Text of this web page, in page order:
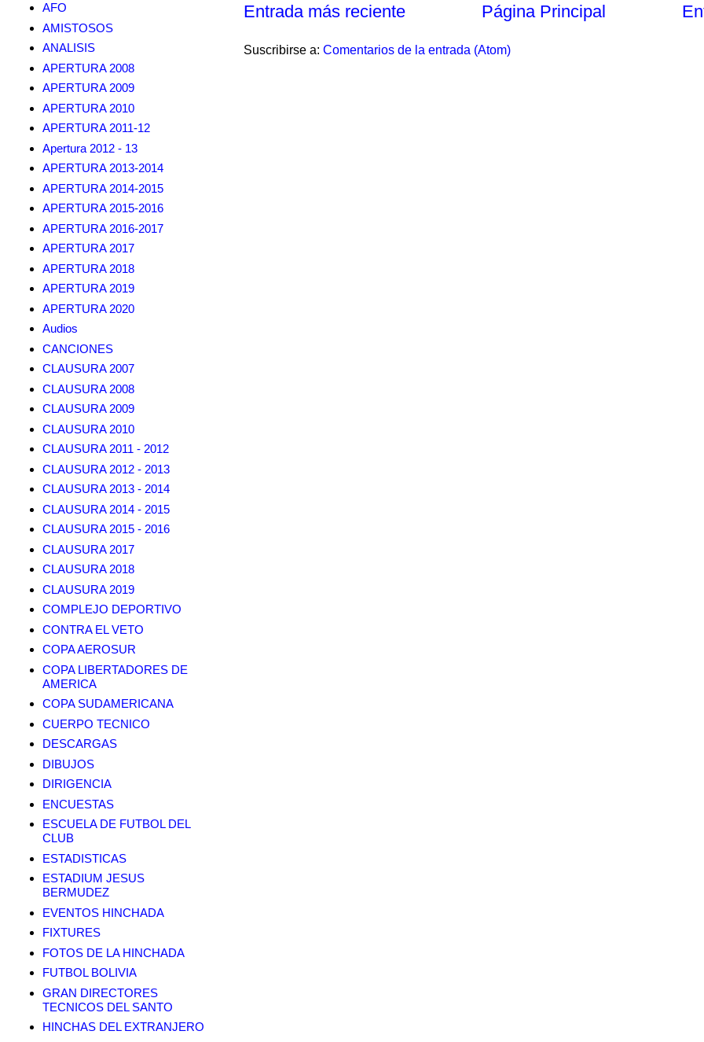
Entrada más reciente Página Principal
Suscribirse a: Comentarios de la entrada (Atom)
AFO
AMISTOSOS
ANALISIS
APERTURA 2008
APERTURA 2009
APERTURA 2010
APERTURA 2011-12
Apertura 2012 - 13
APERTURA 2013-2014
APERTURA 2014-2015
APERTURA 2015-2016
APERTURA 2016-2017
APERTURA 2017
APERTURA 2018
APERTURA 2019
APERTURA 2020
Audios
CANCIONES
CLAUSURA 2007
CLAUSURA 2008
CLAUSURA 2009
CLAUSURA 2010
CLAUSURA 2011 - 2012
CLAUSURA 2012 - 2013
CLAUSURA 2013 - 2014
CLAUSURA 2014 - 2015
CLAUSURA 2015 - 2016
CLAUSURA 2017
CLAUSURA 2018
CLAUSURA 2019
COMPLEJO DEPORTIVO
CONTRA EL VETO
COPA AEROSUR
COPA LIBERTADORES DE
AMERICA
COPA SUDAMERICANA
CUERPO TECNICO
DESCARGAS
DIBUJOS
DIRIGENCIA
ENCUESTAS
ESCUELA DE FUTBOL DEL
CLUB
ESTADISTICAS
ESTADIUM JESUS
BERMUDEZ
EVENTOS HINCHADA
FIXTURES
FOTOS DE LA HINCHADA
FUTBOL BOLIVIA
GRAN DIRECTORES
TECNICOS DEL SANTO
HINCHAS DEL EXTRANJERO